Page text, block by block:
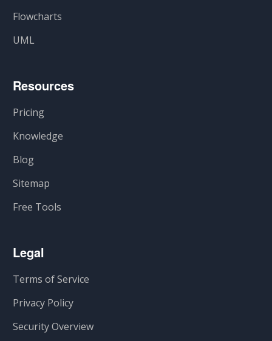
Flowcharts
UML
Resources
Pricing
Knowledge
Blog
Sitemap
Free Tools
Legal
Terms of Service
Privacy Policy
Security Overview